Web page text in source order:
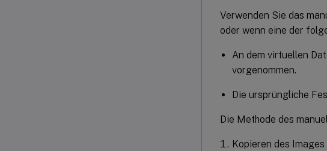
Verwenden Sie das
oder wenn eine der
An dem virtuellen
vorgenommen.
Die ursprüngliche
Die Methode des
Kopieren des